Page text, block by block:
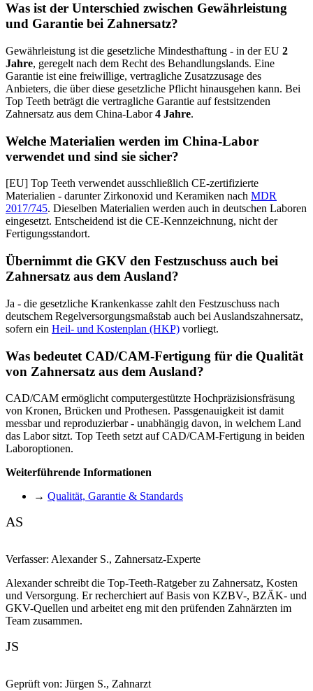
Was ist der Unterschied zwischen Gewährleistung
und Garantie bei Zahnersatz?
Gewährleistung ist die gesetzliche Mindesthaftung - in der EU 2
Jahre, geregelt nach dem Recht des Behandlungslands. Eine
Garantie ist eine freiwillige, vertragliche Zusatzzusage des
Anbieters, die über diese gesetzliche Pflicht hinausgehen kann. Bei
Top Teeth beträgt die vertragliche Garantie auf festsitzenden
Zahnersatz aus dem China-Labor4 Jahre.
Welche Materialien werden im China-Labor
verwendet und sind sie sicher?
[EU] Top Teeth verwendet ausschließlich CE-zertifizierte
Materialien - darunter Zirkonoxid und Keramiken nach MDR
2017/745. Dieselben Materialien werden auch in deutschen Laboren
eingesetzt. Entscheidend ist die CE-Kennzeichnung, nicht der
Fertigungsstandort.
Übernimmt die GKV den Festzuschuss auch bei
Zahnersatz aus dem Ausland?
Ja - die gesetzliche Krankenkasse zahlt den Festzuschuss nach
deutschem Regelversorgungsmaßstab auch bei Auslandszahnersatz,
sofern ein Heil- und Kostenplan (HKP) vorliegt.
Was bedeutet CAD/CAM-Fertigung für die Qualität
von Zahnersatz aus dem Ausland?
CAD/CAM ermöglicht computergestützte Hochpräzisionsfräsung
von Kronen, Brücken und Prothesen. Passgenauigkeit ist damit
messbar und reproduzierbar - unabhängig davon, in welchem Land
das Labor sitzt. Top Teeth setzt auf CAD/CAM-Fertigung in beiden
Laboroptionen.
Weiterführende Informationen
→ Qualität, Garantie & Standards
AS
Verfasser: Alexander S., Zahnersatz-Experte
Alexander schreibt die Top-Teeth-Ratgeber zu Zahnersatz, Kosten
und Versorgung. Er recherchiert auf Basis von KZBV-, BZÄK- und
GKV-Quellen und arbeitet eng mit den prüfenden Zahnärzten im
Team zusammen.
JS
Geprüft von: Jürgen S., Zahnarzt